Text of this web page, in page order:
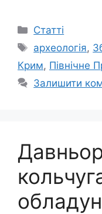
Категорії
Статті
Позначки
археологія,
Крим, Північне
Залишити